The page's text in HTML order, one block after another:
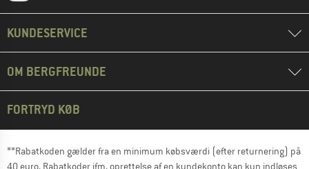
KUNDESERVICE
OM BERGFREUNDE
FORTRYD KØB
**Rabatkoden gælder fra en minimum købsværdi (efter returnering) på
40 euro. Rabatkoder ifm. oprettelse af en kundekonto kan kun indløses